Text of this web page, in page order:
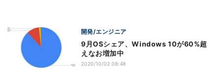
開発/エンジニア
9月OSシェア、Windows 10が60%超
えなお増加中
2020/10/02 08:48